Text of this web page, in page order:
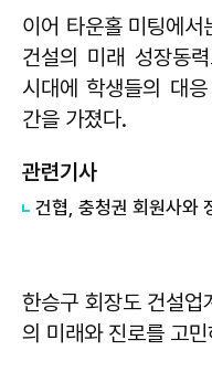
이어 타운홀 미팅에서
건설의 미래 성장동
시대에 학생들의 대
간을 가졌다.
관련기사
한승구 회장도 건설업
의 미래와 진로를 고